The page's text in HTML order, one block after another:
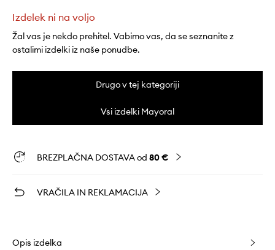
Izdelek ni na voljo
Žal vas je nekdo prehitel. Vabimo vas, da se seznanite z
ostalimi izdelki iz naše ponudbe.
Drugo v tej kategoriji
Vsi izdelki Mayoral
BREZPLAČNA DOSTAVA od 80 €
VRAČILA IN REKLAMACIJA
Opis izdelka